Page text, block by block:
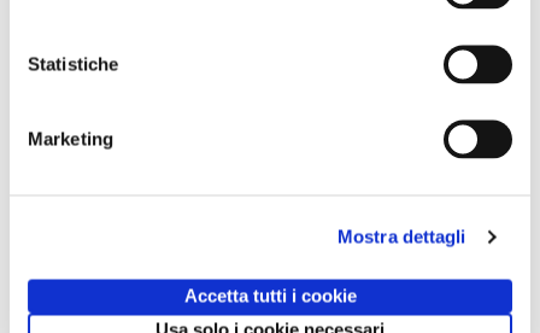
Statistiche
Marketing
Mostra dettagli
Accetta tutti i cookie
Usa solo i cookie necessari
Napoli, 04 Agosto
Comunicato n. 97
Napoli, 04 Agosto
potrebbero interessarti
COPERTINA
Un Cralt Magazine tutto al
COPERTINA
CRALT Magazine intervista